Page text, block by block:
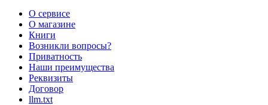
О сервисе
О магазине
Книги
Возникли вопросы?
Приватность
Наши преимущества
Реквизиты
Договор
llm.txt